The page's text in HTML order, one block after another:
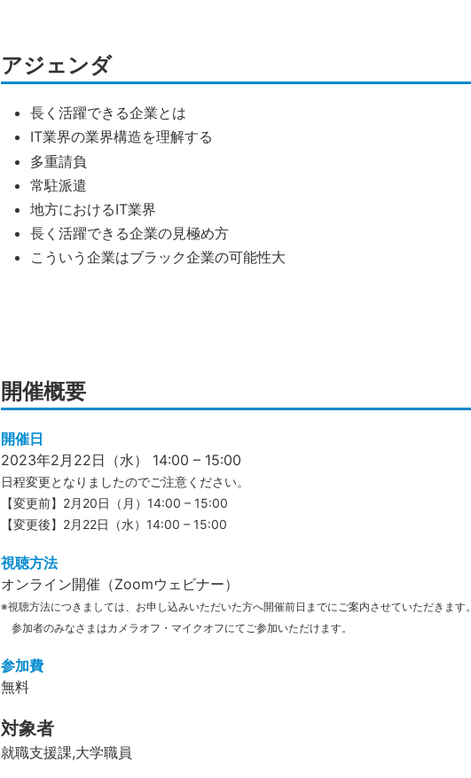
アジェンダ
長く活躍できる企業とは
IT業界の業界構造を理解する
多重請負
常駐派遣
地方におけるIT業界
長く活躍できる企業の見極め方
こういう企業はブラック企業の可能性大
開催概要
開催日
2023年2月22日（水） 14:00 – 15:00
日程変更となりましたのでご注意ください。
【変更前】2月20日（月）14:00 – 15:00
【変更後】2月22日（水）14:00 – 15:00
視聴方法
オンライン開催（Zoomウェビナー）
※視聴方法につきましては、お申し込みいただいた方へ開催前日までにご案内させていただきます。
参加者のみなさまはカメラオフ・マイクオフにてご参加いただけます。
参加費
無料
対象者
就職支援課,大学職員